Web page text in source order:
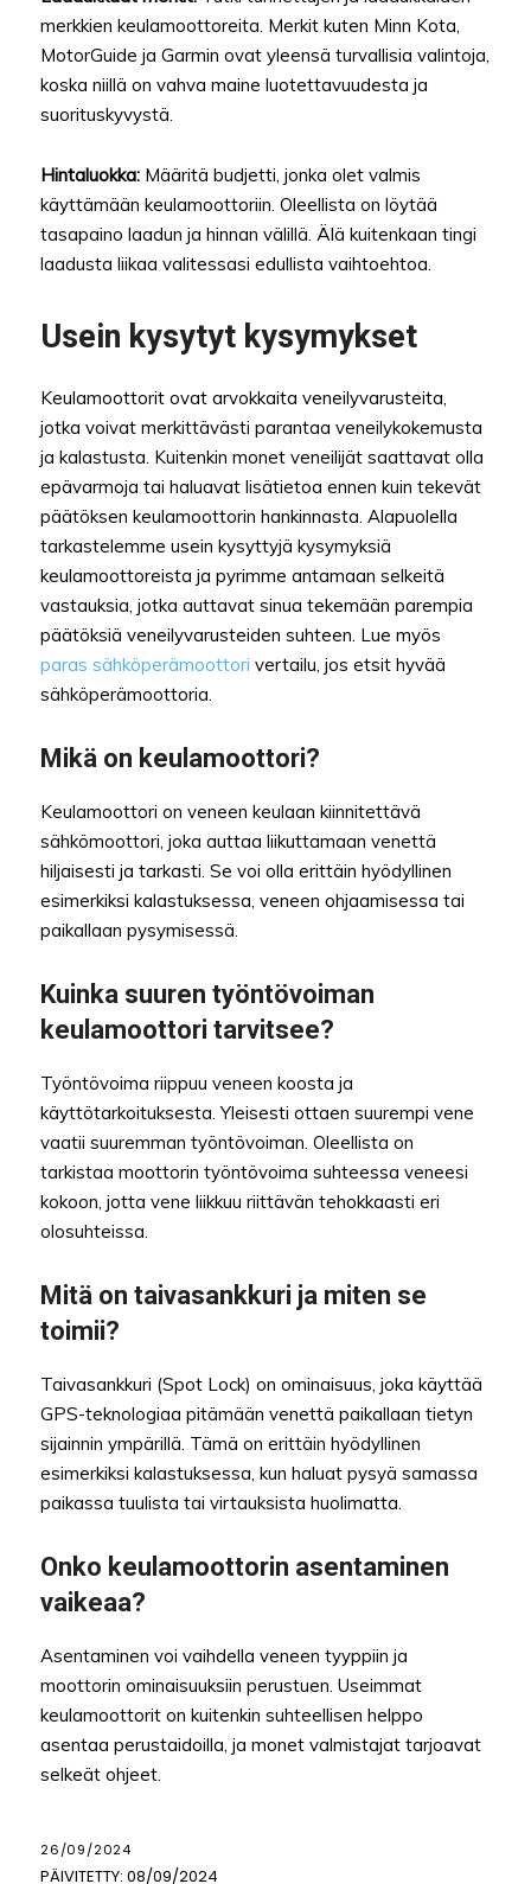
merkkien keulamoottoreita. Merkit kuten Minn Kota,
MotorGuide ja Garmin ovat yleensä turvallisia valintoja,
koska niillä on vahva maine luotettavuudesta ja
suorituskyvystä.
Hintaluokka: Määritä budjetti, jonka olet valmis
käyttämään keulamoottoriin. Oleellista on löytää
tasapaino laadun ja hinnan välillä. Älä kuitenkaan tingi
laadusta liikaa valitessasi edullista vaihtoehtoa.
Usein kysytyt kysymykset
Keulamoottorit ovat arvokkaita veneilyvarusteita,
jotka voivat merkittävästi parantaa veneilykokemusta
ja kalastusta. Kuitenkin monet veneilijät saattavat olla
epävarmoja tai haluavat lisätietoa ennen kuin tekevät
päätöksen keulamoottorin hankinnasta. Alapuolella
tarkastelemme usein kysyttyjä kysymyksiä
keulamoottoreista ja pyrimme antamaan selkeitä
vastauksia, jotka auttavat sinua tekemään parempia
päätöksiä veneilyvarusteiden suhteen. Lue myös
paras sähköperämoottori vertailu, jos etsit hyvää
sähköperämoottoria.
Mikä on keulamoottori?
Keulamoottori on veneen keulaan kiinnitettävä
sähkömoottori, joka auttaa liikuttamaan venettä
hiljaisesti ja tarkasti. Se voi olla erittäin hyödyllinen
esimerkiksi kalastuksessa, veneen ohjaamisessa tai
paikallaan pysymisessä.
Kuinka suuren työntövoiman
keulamoottori tarvitsee?
Työntövoima riippuu veneen koosta ja
käyttötarkoituksesta. Yleisesti ottaen suurempi vene
vaatii suuremman työntövoiman. Oleellista on
tarkistaa moottorin työntövoima suhteessa veneesi
kokoon, jotta vene liikkuu riittävän tehokkaasti eri
olosuhteissa.
Mitä on taivasankkuri ja miten se
toimii?
Taivasankkuri (Spot Lock) on ominaisuus, joka käyttää
GPS-teknologiaa pitämään venettä paikallaan tietyn
sijainnin ympärillä. Tämä on erittäin hyödyllinen
esimerkiksi kalastuksessa, kun haluat pysyä samassa
paikassa tuulista tai virtauksista huolimatta.
Onko keulamoottorin asentaminen
vaikeaa?
Asentaminen voi vaihdella veneen tyyppiin ja
moottorin ominaisuuksiin perustuen. Useimmat
keulamoottorit on kuitenkin suhteellisen helppo
asentaa perustaidoilla, ja monet valmistajat tarjoavat
selkeät ohjeet.
26/09/2024
PÄIVITETTY: 08/09/2024